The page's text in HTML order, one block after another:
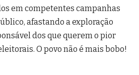
em competentes campanhas
afastando a exploração
dos que querem o pior
O povo não é mais bobo!